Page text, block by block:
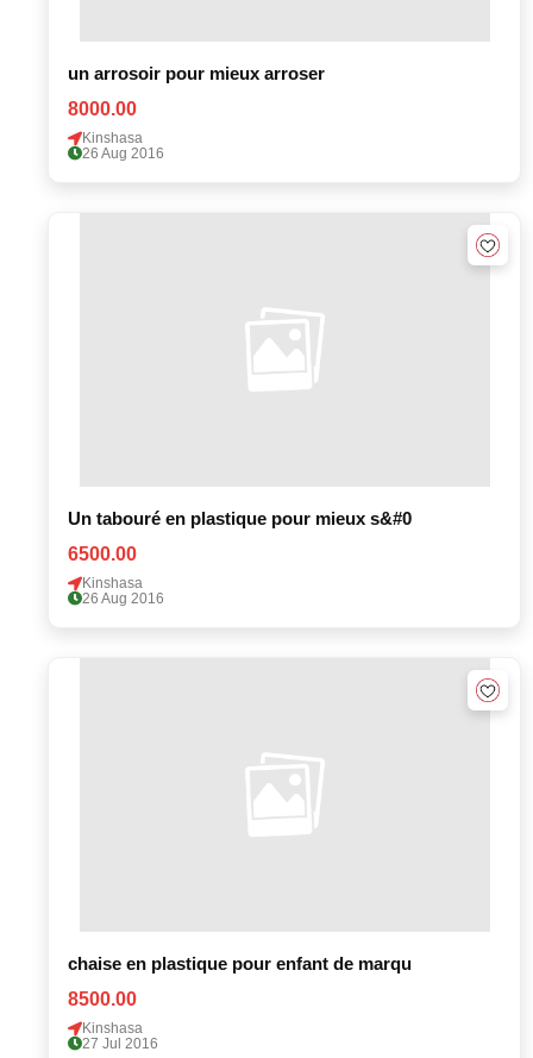
un arrosoir pour mieux arroser
8000.00
Kinshasa
26 Aug 2016
Un tabouré en plastique pour mieux s&#0
6500.00
Kinshasa
26 Aug 2016
chaise en plastique pour enfant de marqu
8500.00
Kinshasa
27 Jul 2016